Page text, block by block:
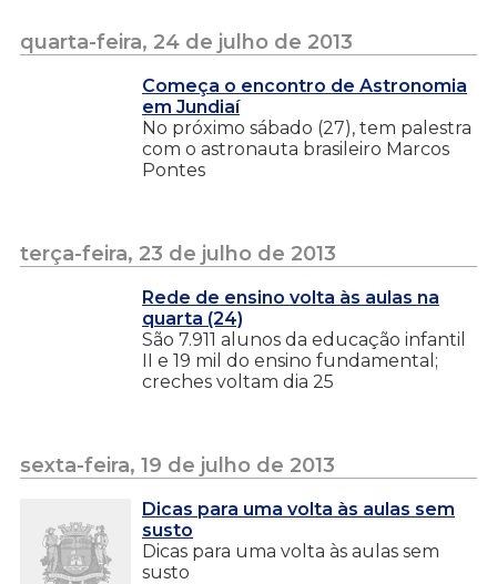
quarta-feira, 24 de julho de 2013
Começa o encontro de Astronomia
em Jundiaí
No próximo sábado (27), tem palestra
com o astronauta brasileiro Marcos
Pontes
terça-feira, 23 de julho de 2013
Rede de ensino volta às aulas na
quarta (24)
São 7.911 alunos da educação infantil
II e 19 mil do ensino fundamental;
creches voltam dia 25
sexta-feira, 19 de julho de 2013
Dicas para uma volta às aulas sem
susto
Dicas para uma volta às aulas sem
susto